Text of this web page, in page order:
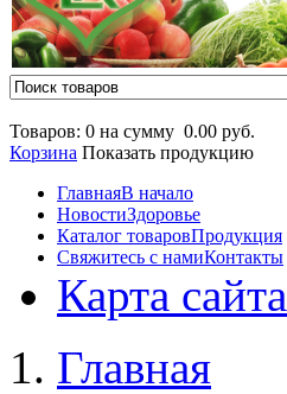
Товаров: 0 на сумму 0.00 руб.
Корзина Показать продукцию
ГлавнаяВ начало
НовостиЗдоровье
Каталог товаровПродукция
Свяжитесь с намиКонтакты
Карта сайта
Главная